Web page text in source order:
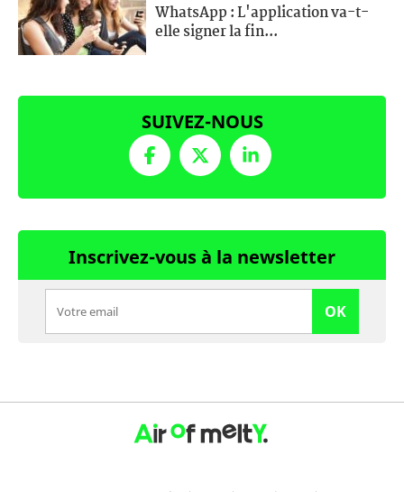
WhatsApp : L'application va-t-
elle signer la fin...
SUIVEZ-NOUS
Inscrivez-vous à la newsletter
OK